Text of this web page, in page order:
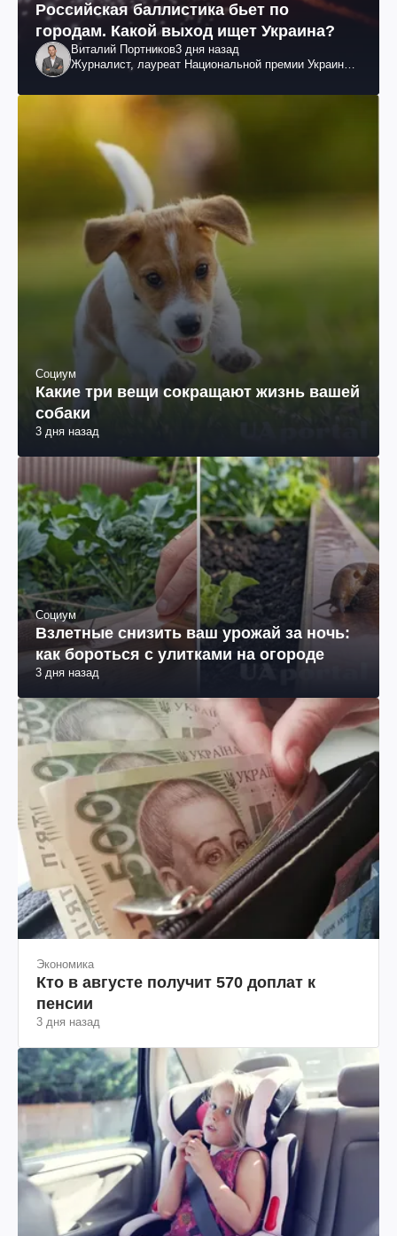
Российская баллистика бьет по
городам. Какой выход ищет Украина?
Виталий Портников3 дня назад
Журналист, лауреат Национальной премии Украины
Социум
Какие три вещи сокращают жизнь вашей
собаки
3 дня назад
Социум
Взлетные снизить ваш урожай за ночь:
как бороться с улитками на огороде
3 дня назад
Экономика
Кто в августе получит 570 доплат к
пенсии
3 дня назад